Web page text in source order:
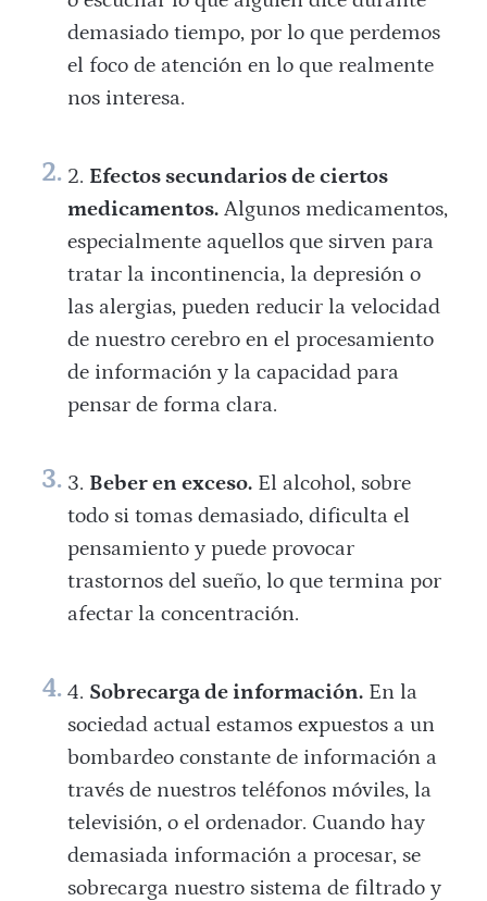
demasiado tiempo, por lo que perdemos
el foco de atención en lo que realmente
nos interesa.
Efectos secundarios de ciertos
medicamentos.Algunos medicamentos,
especialmente aquellos que sirven para
tratar la incontinencia, la depresión o
las alergias, pueden reducir la velocidad
de nuestro cerebro en el procesamiento
de información y la capacidad para
pensar de forma clara.
Beber en exceso.El alcohol, sobre
todo si tomas demasiado, dificulta el
pensamiento y puede provocar
trastornos del sueño, lo que termina por
afectar la concentración.
Sobrecarga de información.En la
sociedad actual estamos expuestos a un
bombardeo constante de información a
través de nuestros teléfonos móviles, la
televisión, o el ordenador. Cuando hay
demasiada información a procesar, se
sobrecarga nuestro sistema de filtrado y